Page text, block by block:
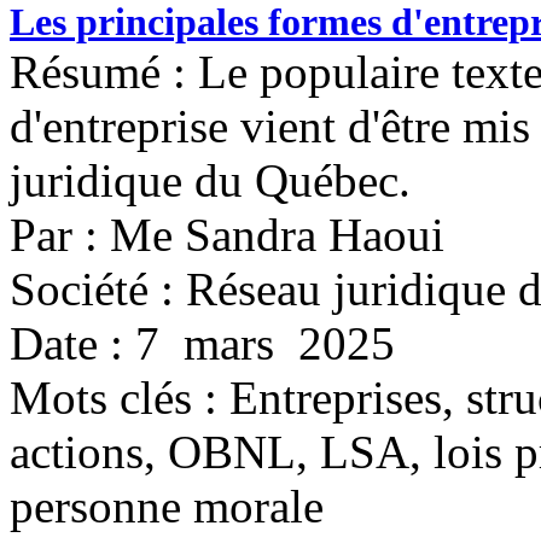
Les principales formes
Résumé : Le populaire
d'entreprise vient d'être
juridique du Québec.
Par : Me Sandra Haoui
Société : Réseau juridique
Date : 7 mars 2025
Mots clés : Entreprises,
actions, OBNL, LSA, lois
personne morale